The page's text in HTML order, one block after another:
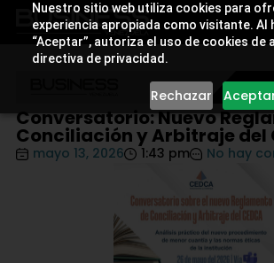
Nuestro sitio web utiliza cookies para
experiencia apropiada como visitante. Al
“Aceptar”, autoriza el uso de cookies de
directiva de privacidad.
Rechazar
Conversatorio: Nuevo
Conciliación y Arbitraje del
mayo 13, 2026 1:43 pm No hay